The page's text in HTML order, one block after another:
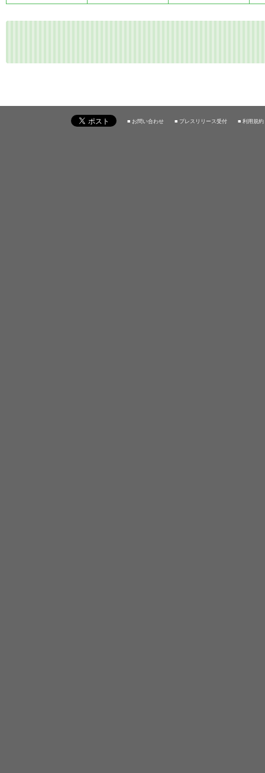
■ お問い合わせ ■ プレスリリース受付 ■ 利用規約